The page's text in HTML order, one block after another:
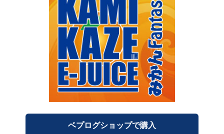
ベプログショップで購入